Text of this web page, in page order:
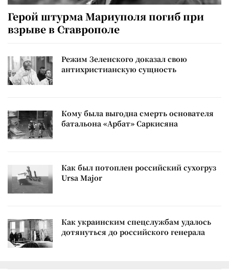
Герой штурма Мариуполя погиб при
взрыве в Ставрополе
Режим Зеленского доказал свою
антихристианскую сущность
Кому была выгодна смерть основателя
батальона «Арбат» Саркисяна
Как был потоплен российский сухогруз
Ursa Major
Как украинским спецслужбам удалось
дотянуться до российского генерала